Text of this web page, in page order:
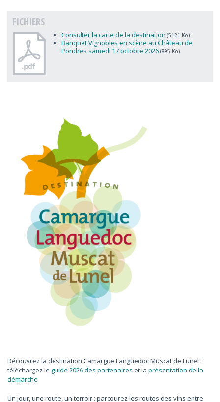
FICHIERS
Consulter la carte de la destination (5121 Ko)
Banquet Vignobles en scène au Château de
Pondres samedi 17 octobre 2026 (895 Ko)
Découvrez la destination Camargue Languedoc Muscat de Lunel :
téléchargez le guide 2026 des partenaires et la présentation de la
démarche
Un jour, une route, un terroir : parcourez les routes des vins entre